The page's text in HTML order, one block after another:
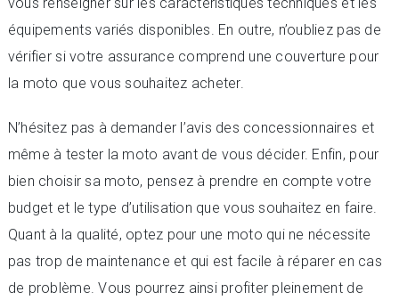
équipements variés disponibles. En outre, n’oubliez pas de
vérifier si votre assurance comprend une couverture pour
la moto que vous souhaitez acheter.
N’hésitez pas à demander l’avis des concessionnaires et
même à tester la moto avant de vous décider. Enfin, pour
bien choisir sa moto, pensez à prendre en compte votre
budget et le type d’utilisation que vous souhaitez en faire.
Quant à la qualité, optez pour une moto qui ne nécessite
pas trop de maintenance et qui est facile à réparer en cas
de problème. Vous pourrez ainsi profiter pleinement de